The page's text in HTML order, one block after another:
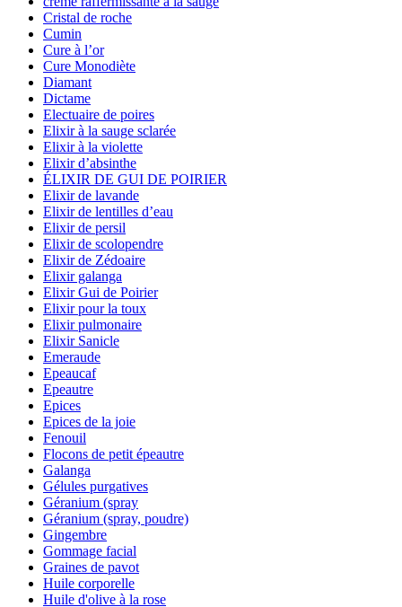
Cristal de roche
Cumin
Cure à l’or
Cure Monodiète
Diamant
Dictame
Electuaire de poires
Elixir à la sauge sclarée
Elixir à la violette
Elixir d’absinthe
ÉLIXIR DE GUI DE POIRIER
Elixir de lavande
Elixir de lentilles d’eau
Elixir de persil
Elixir de scolopendre
Elixir de Zédoaire
Elixir galanga
Elixir Gui de Poirier
Elixir pour la toux
Elixir pulmonaire
Elixir Sanicle
Emeraude
Epeaucaf
Epeautre
Epices
Epices de la joie
Fenouil
Flocons de petit épeautre
Galanga
Gélules purgatives
Géranium (spray
Géranium (spray, poudre)
Gingembre
Gommage facial
Graines de pavot
Huile corporelle
Huile d'olive à la rose